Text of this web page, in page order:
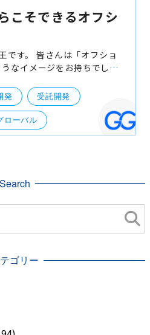
そできるオフシ
は「オフショ
なイメージをお持ちでしょ
」というイメージを思って
発 受託開発
ローバル
Search
ゴリー